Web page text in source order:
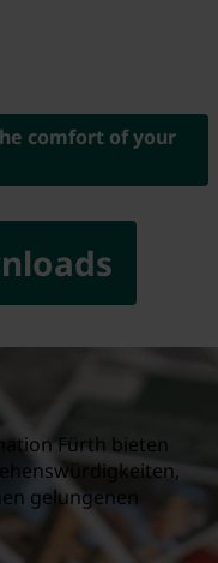
comfort of your
Fürth bieten
gelungenen